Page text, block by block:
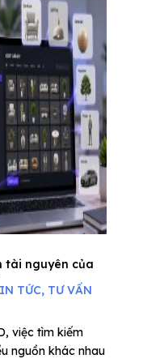
tài nguyên của
TỨC, TƯ VẤN
việc tìm kiếm
nguồn khác nhau